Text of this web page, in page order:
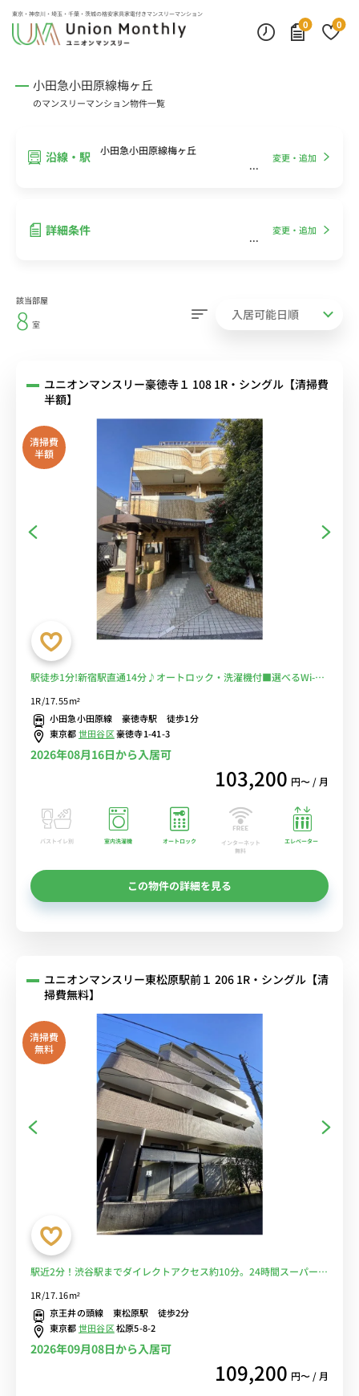
東京・神奈川・埼玉・千葉・茨城の格安家具家電付きマンスリーマンション
0
0
小田急小田原線梅ヶ丘
のマンスリーマンション物件一覧
沿線・駅 小田急小田原線梅ヶ丘
変更・追加
詳細条件 変更・追加
該当部屋
8 室
ユニオンマンスリー豪徳寺１ 108 1R・シングル【清掃費
半額】
清掃費
半額
駅徒歩1分!新宿駅直通14分♪オートロック・洗濯機付■選べるWi-Fi
1R/17.55m²
小田急小田原線 豪徳寺駅 徒歩1分
東京都世田谷区豪徳寺1-41-3
2026年08月16日から入居可
103,200 円〜 / 月
バストイレ別 室内洗濯機 オートロック
インターネット
無料
エレベーター
この物件の詳細を見る
ユニオンマンスリー東松原駅前１ 206 1R・シングル【清
掃費無料】
清掃費
無料
駅近2分！渋谷駅までダイレクトアクセス約10分。24時間スーパーも
1R/17.16m²
京王井の頭線 東松原駅 徒歩2分
東京都世田谷区松原5-8-2
2026年09月08日から入居可
109,200 円〜 / 月